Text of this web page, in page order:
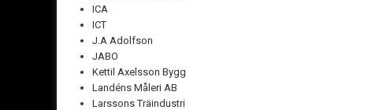
ICA
ICT
J.A Adolfson
JABO
Kettil Axelsson Bygg
Landéns Måleri AB
Larssons Träindustri